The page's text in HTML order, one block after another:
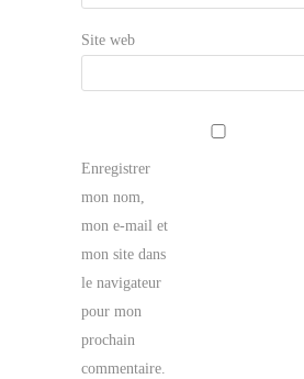
Site web
Enregistrer
mon nom,
mon e-mail et
mon site dans
le navigateur
pour mon
prochain
commentaire.